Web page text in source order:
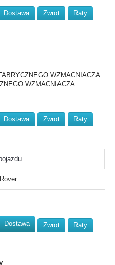
Dostawa Zwrot
Raty
WZMACNIACZA
WZMACNIACZA
Dostawa Zwrot
Raty
Dostawa Zwrot
Raty